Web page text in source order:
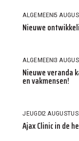
ALGEMEEN5
Nieuwe
ALGEMEEN3
Nieuwe veranda
en vakmensen!
JEUGD2
Ajax Clinic in de